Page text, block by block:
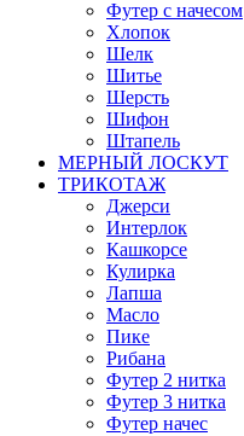
Футер с начесом
Хлопок
Шелк
Шитье
Шерсть
Шифон
Штапель
МЕРНЫЙ ЛОСКУТ
ТРИКОТАЖ
Джерси
Интерлок
Кашкорсе
Кулирка
Лапша
Масло
Пике
Рибана
Футер 2 нитка
Футер 3 нитка
Футер начес